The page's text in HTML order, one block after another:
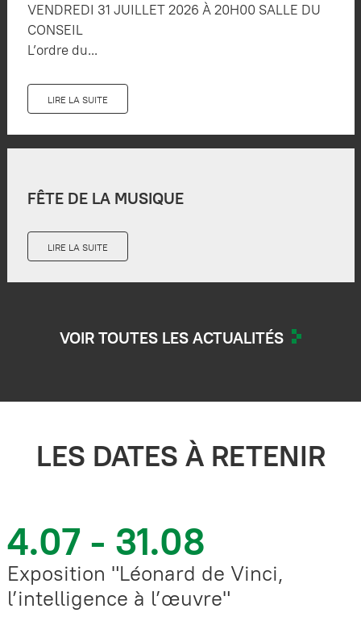
VENDREDI 31 JUILLET 2026 À 20H00 SALLE DU
CONSEIL
L’ordre du...
LIRE LA SUITE
FÊTE DE LA MUSIQUE
LIRE LA SUITE
VOIR TOUTES LES ACTUALITÉS
LES DATES À RETENIR
4.07 - 31.08
Exposition "Léonard de Vinci,
l’intelligence à l’œuvre"